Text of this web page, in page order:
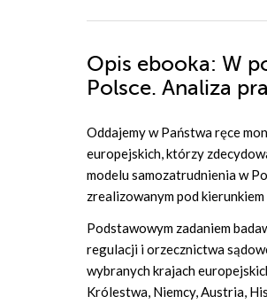
Opis ebooka: W
Polsce. Analiza
Oddajemy w Państwa ręce
europejskich, którzy
modelu samozatrudnienia w
zrealizowanym pod
Podstawowym zadaniem
regulacji i orzecznictwa
wybranych krajach
Królestwa, Niemcy, Austria,